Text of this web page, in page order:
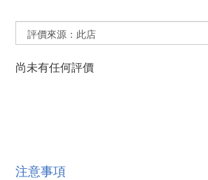
尚未有任何評價
注意事項